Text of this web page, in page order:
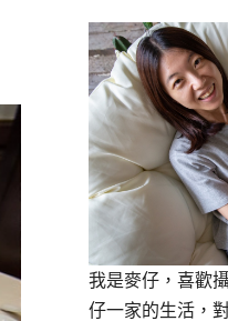
我是麥仔，喜歡
仔一家的生活，